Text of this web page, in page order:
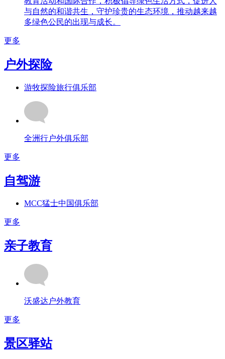
与自然的和谐共生，守护珍贵的生态环境，推动越来越
多绿色公民的出现与成长。
更多
户外探险
游牧探险旅行俱乐部
全洲行户外俱乐部
更多
自驾游
MCC猛士中国俱乐部
更多
亲子教育
沃盛达户外教育
更多
景区驿站